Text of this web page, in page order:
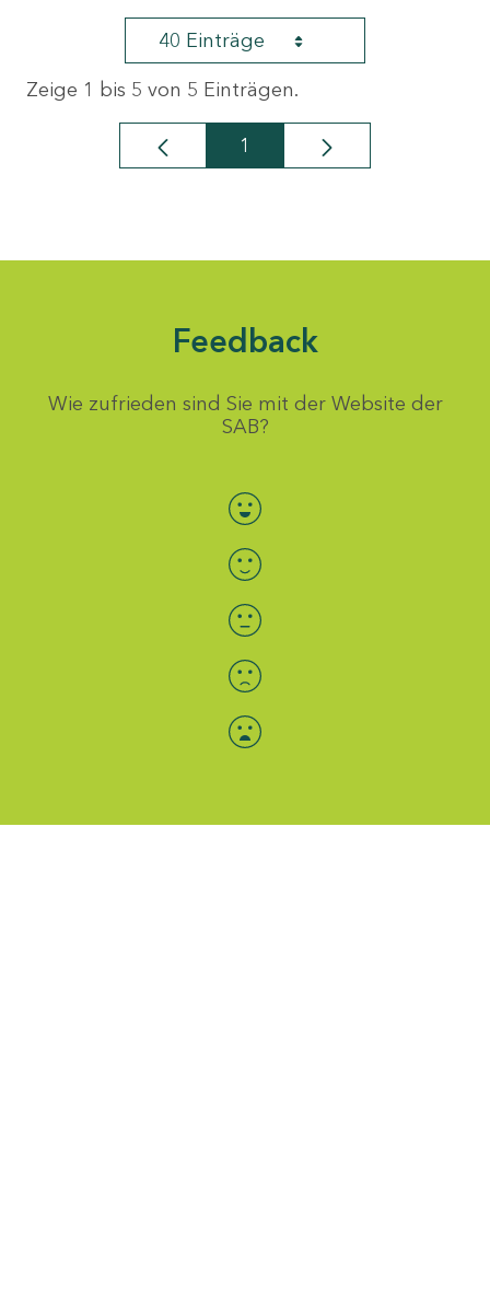
40 Einträge
Zeige 1 bis 5 von 5 Einträgen.
Seite
1
Feedback
Wie zufrieden sind Sie mit der Website der
SAB?
Bewertung auswählen